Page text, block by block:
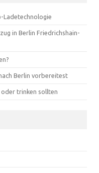
Ladetechnologie
in Berlin Friedrichshain-
Berlin vorbereitest
oder trinken sollten